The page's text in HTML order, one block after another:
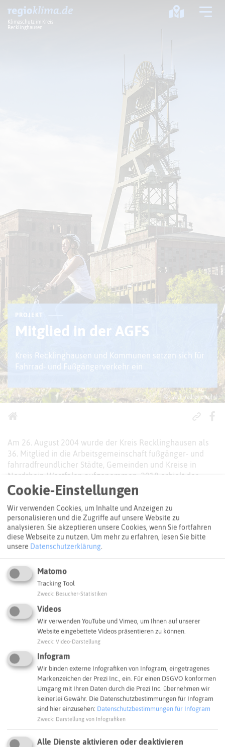
Klimaschutz im Kreis
Recklinghausen
Klimawandel
Klimaschutz
Klimaanpassung
© J. Tack (radrevier.ruhr)
PROJEKT
Mitglied in der AGFS
Kreis Recklinghausen und Kommunen setzen sich für
Fahrrad- und Fußgängerverkehr ein
Am 26. August 2004 wurde der Kreis Recklinghausen als
36. Mitglied in die Arbeitsgemeinschaft fußgänger- und
fahrradfreundlicher Städte, Gemeinden und Kreise in
Nordrhein-Westfalen aufgenommen. 2018 erhielt der
Vestische Kreis die Verlängerungsurkunde für weitere
sieben Jahre Mitgliedschaft. Neben dem Kreis
Recklinghausen sind auch die kreisangehörigen
Kommunen Dorsten, Gladbeck, Haltern am See, Herten
und Recklinghausen selbstständige Mitglieder in der AGFS.
Die Arbeitsgemeinschaft mit Sitz in Krefeld setzt sich mit
Projekten und Aktionen für verbesserte Bedingungen für
den Nichtmotorisierten Individualverkehr ein.
Kontakt
Maurice Wüller, Mobilitätsmanager, Kreis Recklinghausen,
02361 53-4157,
Email
Webseite
SCHLAGWORTE
So ordnen wir das Projekt ein
Klimaschutz Kommunaler Klimaschutz
Cookie-Einstellungen
Wir verwenden Cookies, um Inhalte und Anzeigen zu
personalisieren und die Zugriffe auf unsere Website zu
analysieren. Sie akzeptieren unsere Cookies, wenn Sie fortfahren
diese Webseite zu nutzen. Um mehr zu erfahren, lesen Sie bitte
unsere Datenschutzerklärung.
Matomo
Tracking Tool
Zweck Besucher-Statistiken
Videos
Wir verwenden YouTube und Vimeo, um Ihnen auf unserer
Website eingebettete Videos präsentieren zu können.
Zweck Video-Darstellung
Infogram
Wir binden externe Infografiken von Infogram, eingetragenes
Markenzeichen der Prezi Inc., ein. Für einen DSGVO konformen
Umgang mit Ihren Daten durch die Prezi Inc. übernehmen wir
keinerlei Gewähr. Die Datenschutzbestimmungen für Infogram
sind hier einzusehen: Datenschutzbestimmungen für Infogram
Zweck Darstellung von Infografiken
Alle Dienste aktivieren oder deaktivieren